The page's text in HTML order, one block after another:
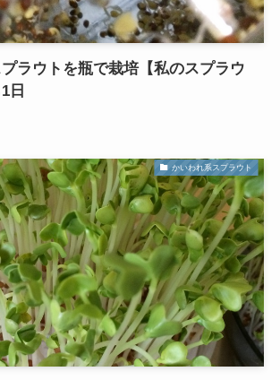
ラウトを瓶で栽培【私のスプラウ
日
かいわれ系スプラウト